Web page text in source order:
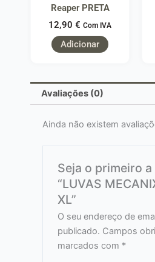
Reaper PRETA
12,90 € Com IVA
Adicionar
Avaliações (0)
Ainda não existem
Seja o primeiro
“LUVAS
XL”
O seu endereço de
publicado. Campos
marcados com *